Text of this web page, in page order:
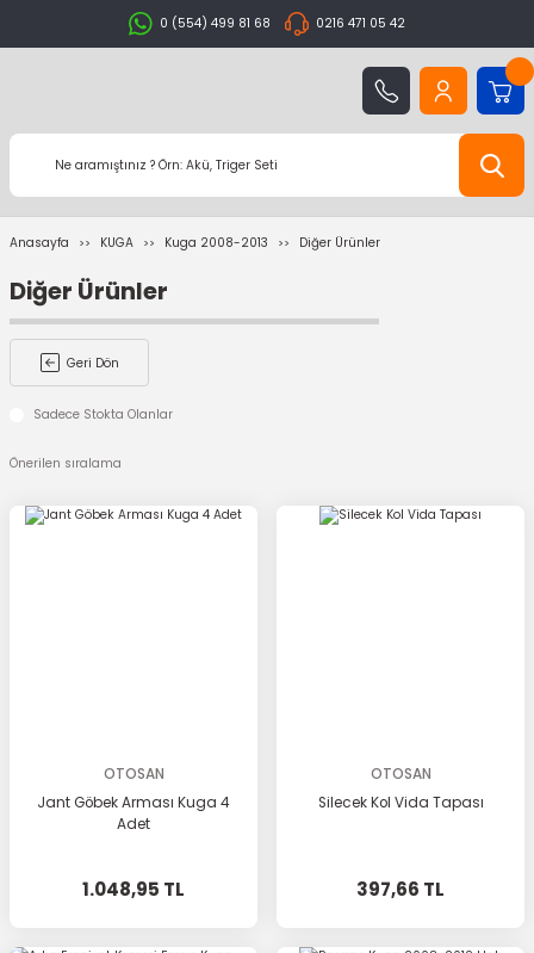
0 (554) 499 81 68 0216 471 05 42
Anasayfa KUGA Kuga 2008-2013 Diğer Ürünler
Diğer Ürünler
Geri Dön
Sadece Stokta Olanlar
OTOSAN
Jant Göbek Arması Kuga 4
Adet
1.048,95 TL
OTOSAN
Silecek Kol Vida Tapası
397,66 TL